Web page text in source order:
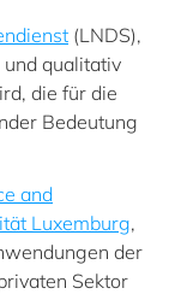
(LNDS),
qualitativ
die für die
Bedeutung
and
Luxemburg,
der
Sektor